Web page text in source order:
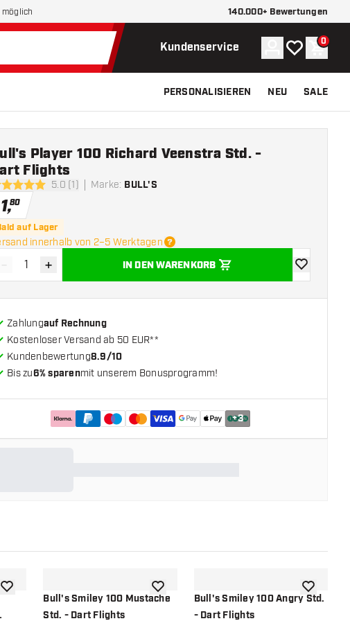
möglich 140.000+ Bewertungen
Kundenservice Konto
Meine 0
PERSONALISIEREN NEU SALE
5.0 (1) Marke: BULL'S
Player 100 Richard Veenstra Std. -
Flights
1,80
auf Lager
innerhalb von 2–5 Werktagen
Menge verringern
- Menge erhöhen
+ IN DEN WARENKORB
Zur
Zahlungauf Rechnung
Kostenloser Versand ab 50 EUR**
Kundenbewertung8.9/10
Bis zu6% sparenmit unserem Bonusprogramm!
+3
Zur Wunschliste hinzufügen
Bull's Smiley 100 Mustache
Std. - Dart Flights
Zur Wunschliste hinzufügen
Bull's Smiley 100 Angry Std.
- Dart Flights
Zur